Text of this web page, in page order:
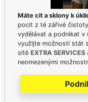
Máte cit a sklony k
pocit z té zářivé
vydělávat a podnikat v
využijte možnosti stát
sítě EXTRA SERVICES
neomezenými